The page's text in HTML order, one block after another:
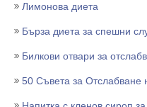
Лимонова диета
Бърза диета за спешни
Билкови отвари за
50 Съвета за Отслабване